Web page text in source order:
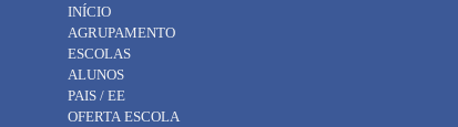
INÍCIO
AGRUPAMENTO
ESCOLAS
ALUNOS
PAIS / EE
OFERTA ESCOLA